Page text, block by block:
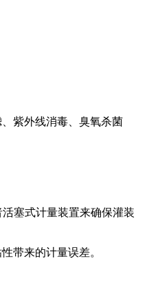
紫外线消毒、臭氧杀菌
塞式计量装置来确保灌装
带来的计量误差。